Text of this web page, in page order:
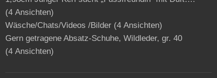
(4 Ansichten)
Wäsche/Chats/Videos /Bilder(4 Ansichten)
Gern getragene Absatz-Schuhe, Wildleder, gr. 40
(4 Ansichten)